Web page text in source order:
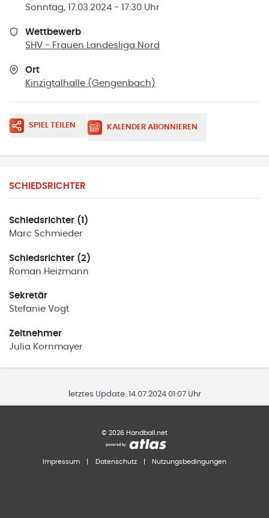
Sonntag, 17.03.2024 - 17:30 Uhr
Wettbewerb
SHV - Frauen Landesliga Nord
Ort
Kinzigtalhalle (Gengenbach )
SPIEL TEILEN KALENDER ABONNIEREN
SCHIEDSRICHTER
Schiedsrichter (1)
Marc Schmieder
Schiedsrichter (2)
Roman Heizmann
Sekretär
Stefanie Vogt
Zeitnehmer
Julia Kornmayer
letztes Update: 14.07.2024 01:07 Uhr
© 2026 Handball.net
Impressum Datenschutz Nutzungsbedingungen